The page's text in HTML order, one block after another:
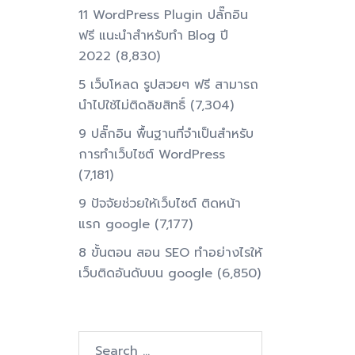
11 WordPress Plugin ปลั๊กอิน
ฟรี แนะนำสำหรับทำ Blog ปี
2022 (8,830)
5 เว็บโหลด รูปสวยๆ ฟรี สามารถ
นำไปใช้ไม่ติดลิขสิทธิ์ (7,304)
9 ปลั๊กอิน พื้นฐานที่จำเป็นสำหรับ
การทําเว็บไซต์ WordPress
(7,181)
9 ปัจจัยช่วยให้เว็บไซต์ ติดหน้า
แรก google (7,177)
8 ขั้นตอน สอน SEO ทําอย่างไรให้
เว็บติดอันดับบน google (6,850)